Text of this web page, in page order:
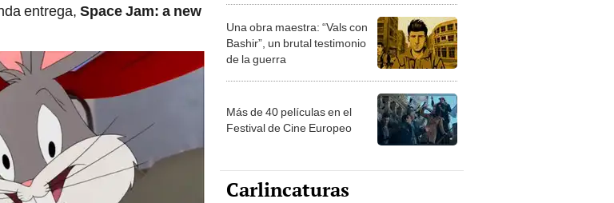
entrega, Space Jam: a new
Una obra maestra: “Vals con
Bashir”, un brutal testimonio
de la guerra
Más de 40 películas en el
Festival de Cine Europeo
Carlincaturas